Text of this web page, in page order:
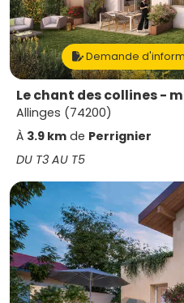
Demande
Le chant des collines -
Allinges (74200)
À 3.9 km de Perrignier
DU T3 AU T5